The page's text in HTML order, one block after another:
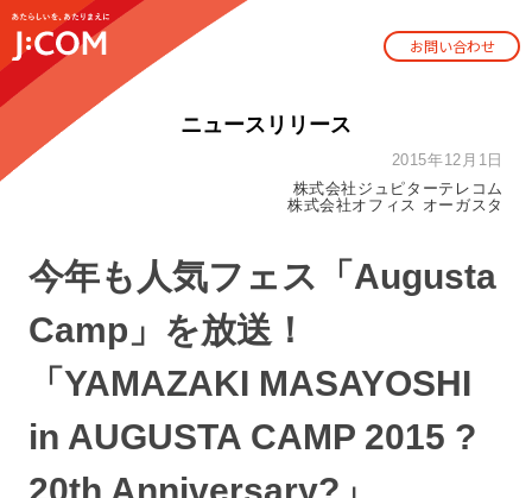
お問い合わせ
ニュースリリース
2015年12月1日
株式会社ジュピターテレコム
株式会社オフィス オーガスタ
今年も人気フェス「Augusta
Camp」を放送！
「YAMAZAKI MASAYOSHI
in AUGUSTA CAMP 2015 ?